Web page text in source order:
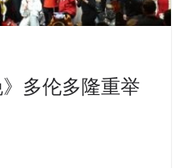
多伦多隆重举